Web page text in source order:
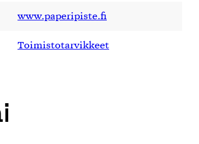
www.paperipiste.fi
Toimistotarvikkeet